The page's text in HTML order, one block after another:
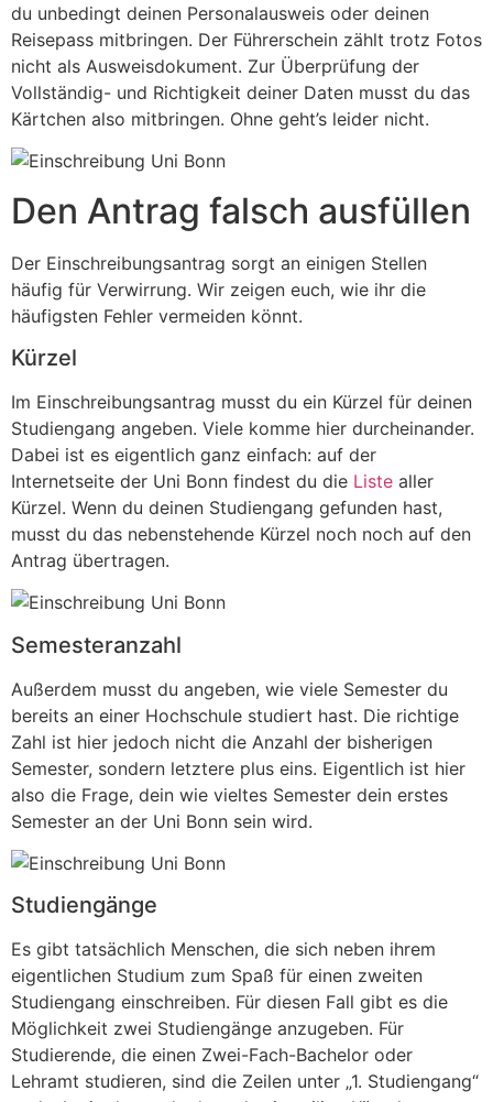
du unbedingt deinen Personalausweis oder deinen
Reisepass mitbringen. Der Führerschein zählt trotz Fotos
nicht als Ausweisdokument. Zur Überprüfung der
Vollständig- und Richtigkeit deiner Daten musst du das
Kärtchen also mitbringen. Ohne geht’s leider nicht.
Den Antrag falsch ausfüllen
Der Einschreibungsantrag sorgt an einigen Stellen
häufig für Verwirrung. Wir zeigen euch, wie ihr die
häufigsten Fehler vermeiden könnt.
Kürzel
Im Einschreibungsantrag musst du ein Kürzel für deinen
Studiengang angeben. Viele komme hier durcheinander.
Dabei ist es eigentlich ganz einfach: auf der
Internetseite der Uni Bonn findest du die Liste aller
Kürzel. Wenn du deinen Studiengang gefunden hast,
musst du das nebenstehende Kürzel noch noch auf den
Antrag übertragen.
Semesteranzahl
Außerdem musst du angeben, wie viele Semester du
bereits an einer Hochschule studiert hast. Die richtige
Zahl ist hier jedoch nicht die Anzahl der bisherigen
Semester, sondern letztere plus eins. Eigentlich ist hier
also die Frage, dein wie vieltes Semester dein erstes
Semester an der Uni Bonn sein wird.
Studiengänge
Es gibt tatsächlich Menschen, die sich neben ihrem
eigentlichen Studium zum Spaß für einen zweiten
Studiengang einschreiben. Für diesen Fall gibt es die
Möglichkeit zwei Studiengänge anzugeben. Für
Studierende, die einen Zwei-Fach-Bachelor oder
Lehramt studieren, sind die Zeilen unter „1. Studiengang“